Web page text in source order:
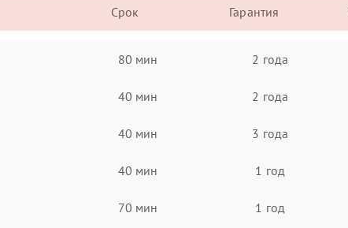
Срок Гарантия
80 мин 2 года
40 мин 2 года
40 мин 3 года
40 мин 1 год
70 мин 1 год